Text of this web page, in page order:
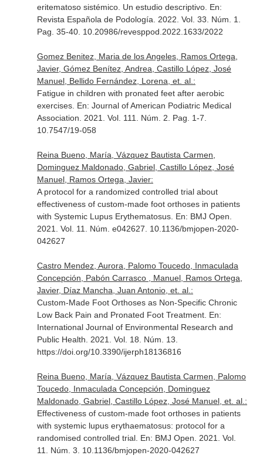
eritematoso sistémico. Un estudio descriptivo. En:
Revista Española de Podología . 2022. Vol. 33. Núm. 1.
Pag. 35-40. 10.20986/revesppod.2022.1633/2022
Gomez Benitez, Maria de los Angeles, Ramos Ortega,
Javier, Gómez Benítez, Andrea, Castillo López, José
Manuel, Bellido Fernández, Lorena, et. al.:
Fatigue in children with pronated feet after aerobic
exercises. En: Journal of American Podiatric Medical
Association . 2021. Vol. 111. Núm. 2. Pag. 1-7.
10.7547/19-058
Reina Bueno, María, Vázquez Bautista Carmen,
Dominguez Maldonado, Gabriel, Castillo López, José
Manuel, Ramos Ortega, Javier:
A protocol for a randomized controlled trial about
effectiveness of custom-made foot orthoses in patients
with Systemic Lupus Erythematosus. En: BMJ Open
2021. Vol. 11. Núm. e042627. 10.1136/bmjopen-2020-
042627
Castro Mendez, Aurora, Palomo Toucedo, Inmaculada
Concepción, Pabón Carrasco , Manuel, Ramos Ortega,
Javier, Díaz Mancha, Juan Antonio, et. al.:
Custom-Made Foot Orthoses as Non-Specific Chronic
Low Back Pain and Pronated Foot Treatment. En:
International Journal of Environmental Research and
Public Health . 2021. Vol. 18. Núm. 13.
https://doi.org/10.3390/ijerph18136816
Reina Bueno, María, Vázquez Bautista Carmen, Palomo
Toucedo, Inmaculada Concepción, Dominguez
Maldonado, Gabriel, Castillo López, José Manuel, et. al.:
Effectiveness of custom-made foot orthoses in patients
with systemic lupus erythaematosus: protocol for a
randomised controlled trial. En: BMJ Open . 2021. Vol.
11. Núm. 3. 10.1136/bmjopen-2020-042627